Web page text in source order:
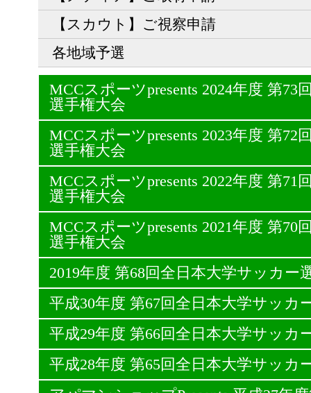
【スカウト】ご視察申請
各地域予選
MCCスポーツpresents 2024年度 第73
選手権大会
MCCスポーツpresents 2023年度 第72
選手権大会
MCCスポーツpresents 2022年度 第71
選手権大会
MCCスポーツpresents 2021年度 第70
選手権大会
2019年度 第68回全日本大学サッカー
平成30年度 第67回全日本大学サッカ
平成29年度 第66回全日本大学サッカ
平成28年度 第65回全日本大学サッカ